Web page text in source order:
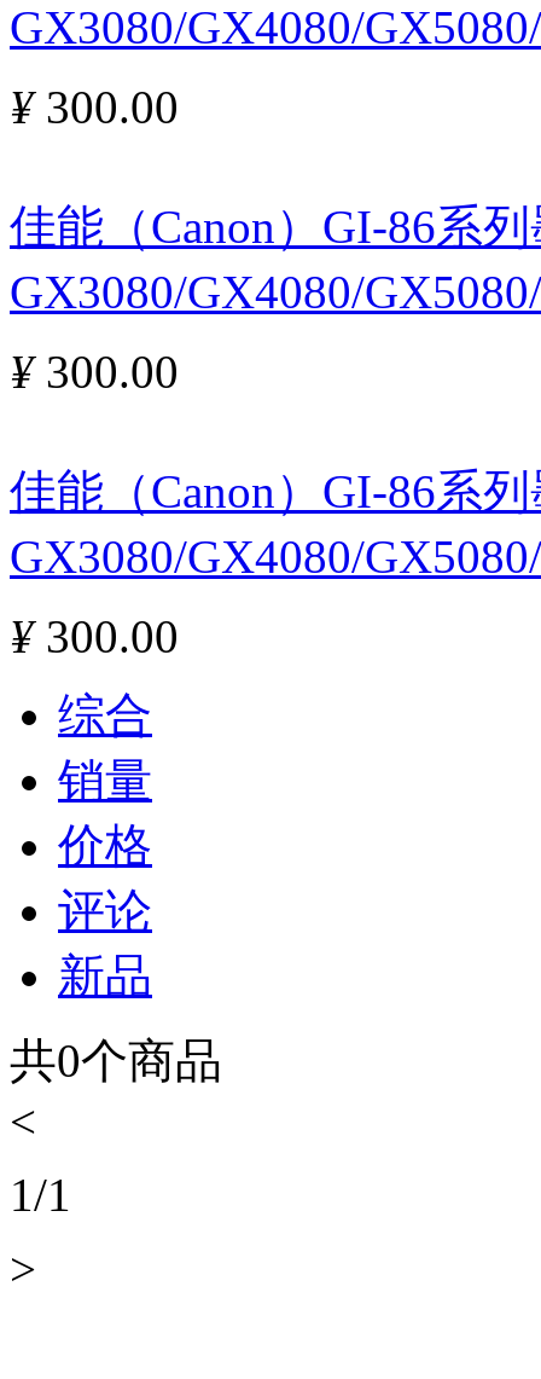
GX3080/GX4080/
¥300.00
佳能（Canon）GI-86系
GX3080/GX4080/
¥300.00
佳能（Canon）GI-86系
GX3080/GX4080/
¥300.00
综合
销量
价格
评论
新品
共0个商品
<
1/1
>